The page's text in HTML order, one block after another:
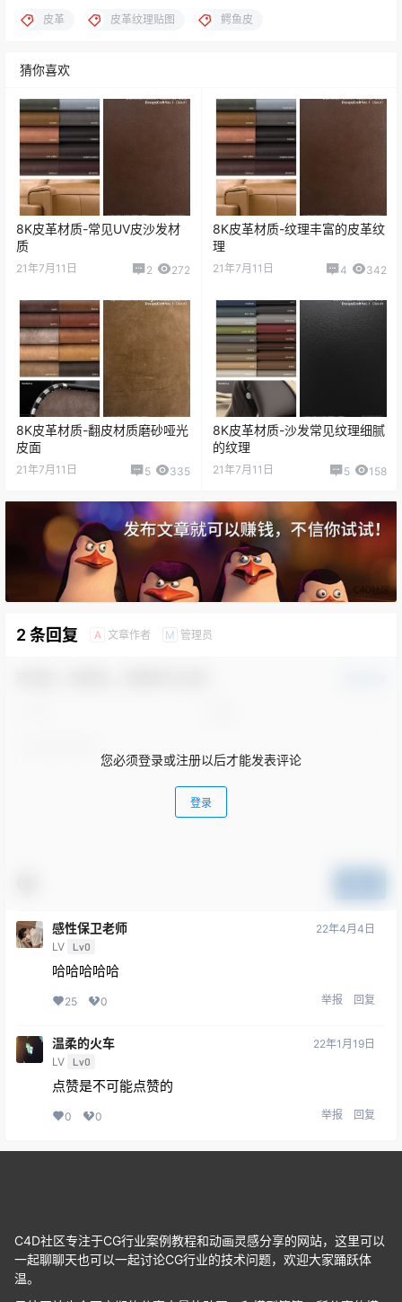
皮革 皮革纹理贴图 鳄鱼皮
猜你喜欢
8K皮革材质-常见UV皮沙发材
质
21年7月11日 2 272
8K皮革材质-纹理丰富的皮革纹
理
21年7月11日 4 342
8K皮革材质-翻皮材质磨砂哑光
皮面
21年7月11日 5 335
8K皮革材质-沙发常见纹理细腻
的纹理
21年7月11日 5 158
2 条回复 A 文章作者 M 管理员
您必须登录或注册以后才能发表评论
登录
感性保卫老师
LV Lv0
22年4月4日
哈哈哈哈哈
25 0 举报 回复
温柔的火车
LV Lv0
22年1月19日
点赞是不可能点赞的
0 0 举报 回复
C4D社区专注于CG行业案例教程和动画灵感分享的网站，这里可以
一起聊聊天也可以一起讨论CG行业的技术问题，欢迎大家踊跃体
温。